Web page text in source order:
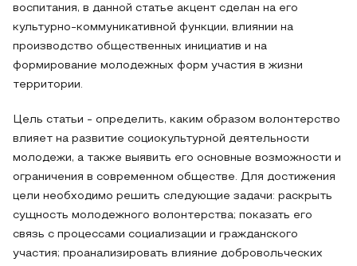
воспитания, в данной статье акцент сделан на его
культурно-коммуникативной функции, влиянии на
производство общественных инициатив и на
формирование молодежных форм участия в жизни
территории.
Цель статьи - определить, каким образом волонтерство
влияет на развитие социокультурной деятельности
молодежи, а также выявить его основные возможности и
ограничения в современном обществе. Для достижения
цели необходимо решить следующие задачи: раскрыть
сущность молодежного волонтерства; показать его
связь с процессами социализации и гражданского
участия; проанализировать влияние добровольческих